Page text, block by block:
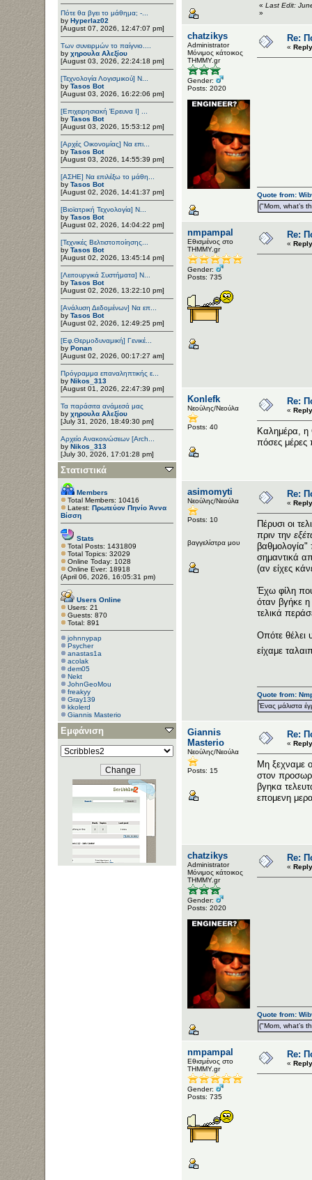
Πότε θα βγει το μάθημα; -...
by Hyperlaz02
[August 07, 2026, 12:47:07 pm]
Των συνειρμών το παίγνιο....
by χηρουλα Αλεξίου
[August 03, 2026, 22:24:18 pm]
[Τεχνολογία Λογισμικού] Ν...
by Tasos Bot
[August 03, 2026, 16:22:06 pm]
[Επιχειρησιακή Έρευνα Ι] ...
by Tasos Bot
[August 03, 2026, 15:53:12 pm]
[Αρχές Οικονομίας] Να επι...
by Tasos Bot
[August 03, 2026, 14:55:39 pm]
[ΑΣΗΕ] Να επιλέξω το μάθη...
by Tasos Bot
[August 02, 2026, 14:41:37 pm]
[Βιοϊατρική Τεχνολογία] Ν...
by Tasos Bot
[August 02, 2026, 14:04:22 pm]
[Τεχνικές Βελτιστοποίησης...
by Tasos Bot
[August 02, 2026, 13:45:14 pm]
[Λειτουργικά Συστήματα] Ν...
by Tasos Bot
[August 02, 2026, 13:22:10 pm]
[Ανάλυση Δεδομένων] Να επ...
by Tasos Bot
[August 02, 2026, 12:49:25 pm]
[Εφ.Θερμοδυναμική] Γενικέ...
by Ponan
[August 02, 2026, 00:17:27 am]
Πρόγραμμα επαναληπτικής ε...
by Nikos_313
[August 01, 2026, 22:47:39 pm]
Τα παράσιτα ανάμεσά μας
by χηρουλα Αλεξίου
[July 31, 2026, 18:49:30 pm]
Αρχείο Ανακοινώσεων [Arch...
by Nikos_313
[July 30, 2026, 17:01:28 pm]
Στατιστικά
Members
Total Members: 10416
Latest: Πρωτεύον Πηνίο Άννα
Βίσση
Stats
Total Posts: 1431809
Total Topics: 32029
Online Today: 1028
Online Ever: 18918
(April 06, 2026, 16:05:31 pm)
Users Online
Users: 21
Guests: 870
Total: 891
johnnypap
Psycher
anastas1a
acolak
dem05
Nekt
JohnGeoMou
freakyy
Gray139
kkolerd
Giannis Masterio
fkacori
Captain
oak456
cpt38
hacky
Εμφάνιση
« Last Edit:
»
chatzikys
Administrator
Μόνιμος κάτοικος
ΤΗΜΜΥ.gr
Gender:
Posts: 2020
Re:
«
Quote from:
("Mom, what’s
nmpampal
Εθισμένος στο
ΤΗΜΜΥ.gr
Gender:
Posts: 735
Re:
«
Konlefk
Νεούλης/Νεούλα
Posts: 40
Re:
«
Καλημέρα, η
πόσες μέρες
asimomyti
Νεούλης/Νεούλα
Posts: 10
βαγγελίστρα μου
Re:
«
Πέρυσι οι
πριν την
βαθμολογία"
σημαντικά
(αν είχες
Έχω φίλη
όταν βγήκε η
τελικά
Οπότε θέλει
είχαμε
Quote from:
Ένας μάλιστα
Giannis
Masterio
Νεούλης/Νεούλα
Posts: 15
Re:
«
Μη ξεχναμε
στον
βγηκα
επομενη
chatzikys
Administrator
Μόνιμος κάτοικος
ΤΗΜΜΥ.gr
Gender:
Posts: 2020
Re:
«
Quote from:
("Mom, what’s
nmpampal
Εθισμένος στο
ΤΗΜΜΥ.gr
Gender:
Posts: 735
Re:
«